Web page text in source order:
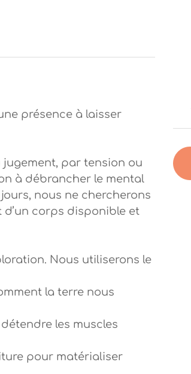
présence à laisser
par tension ou
à débrancher le mental
nous ne chercherons
d’un corps disponible et
Nous utiliserons le
la terre nous
les muscles
pour matérialiser